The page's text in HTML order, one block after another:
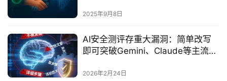
2025年9月8日
AI安全测评存重大漏洞：简单改写
即可突破Gemini、Claude等主流大
2026年2月24日